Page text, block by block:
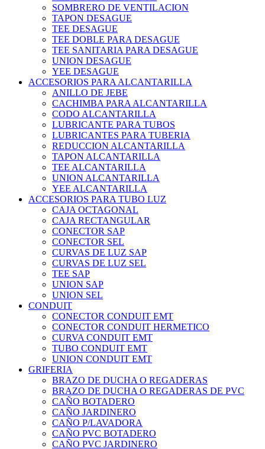
SOMBRERO DE VENTILACION
TAPON DESAGUE
TEE DESAGUE
TEE DOBLE PARA DESAGUE
TEE SANITARIA PARA DESAGUE
UNION DESAGUE
YEE DESAGUE
ACCESORIOS PARA ALCANTARILLA
ANILLO DE JEBE
CACHIMBA PARA ALCANTARILLA
CODO ALCANTARILLA
LUBRICANTE PARA TUBOS
LUBRICANTES PARA TUBERIA
REDUCCION ALCANTARILLA
TAPON ALCANTARILLA
TEE ALCANTARILLA
UNION ALCANTARILLA
YEE ALCANTARILLA
ACCESORIOS PARA TUBO LUZ
CAJA OCTAGONAL
CAJA RECTANGULAR
CONECTOR SAP
CONECTOR SEL
CURVAS DE LUZ SAP
CURVAS DE LUZ SEL
TEE SAP
UNION SAP
UNION SEL
CONDUIT
CONECTOR CONDUIT EMT
CONECTOR CONDUIT HERMETICO
CURVA CONDUIT EMT
TUBO CONDUIT EMT
UNION CONDUIT EMT
GRIFERIA
BRAZO DE DUCHA O REGADERAS
BRAZO DE DUCHA O REGADERAS DE PVC
CAÑO BOTADERO
CAÑO JARDINERO
CAÑO P/LAVADORA
CAÑO PVC BOTADERO
CAÑO PVC JARDINERO